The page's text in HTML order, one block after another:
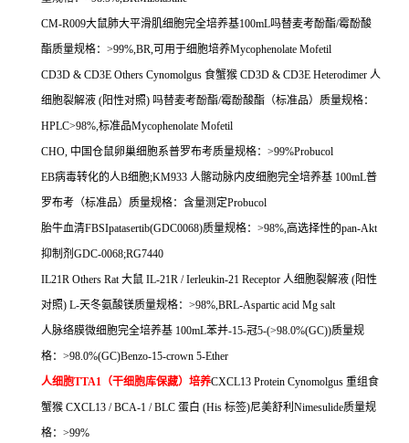
CM-R009大鼠肺大平滑肌细胞完全培养基100mL吗替麦考酚酯/霉酚酸
酯质量规格： >99%,BR,可用于细胞培养Mycophenolate Mofetil
CD3D & CD3E Others Cynomolgus 食蟹猴 CD3D & CD3E Heterodimer 人
细胞裂解液 (阳性对照) 吗替麦考酚酯/霉酚酸酯（标准品）质量规格：
HPLC>98%,标准品Mycophenolate Mofetil
CHO, 中国仓鼠卵巢细胞系普罗布考质量规格： >99%Probucol
EB病毒转化的人B细胞;KM933 人髂动脉内皮细胞完全培养基 100mL普
罗布考（标准品）质量规格：含量测定Probucol
胎牛血清FBSIpatasertib(GDC0068)质量规格： >98%,高选择性的pan-Akt
抑制剂 GDC-0068;RG7440
IL21R Others Rat大鼠 IL-21R / Ierleukin-21 Receptor 人细胞裂解液 (阳性
对照) L-天冬氨酸镁质量规格： >98%,BRL-Aspartic acid Mg salt
人脉络膜微细胞完全培养基 100mL苯并-15-冠5-(>98.0%(GC))质量规
格： >98.0%(GC)Benzo-15-crown 5-Ether
人细胞TTA1 （干细胞库保藏）培养CXCL13 Protein Cynomolgus 重组食
蟹猴 CXCL13 / BCA-1 / BLC 蛋白 (His 标签)尼美舒利 Nimesulide质量规
格： >99%